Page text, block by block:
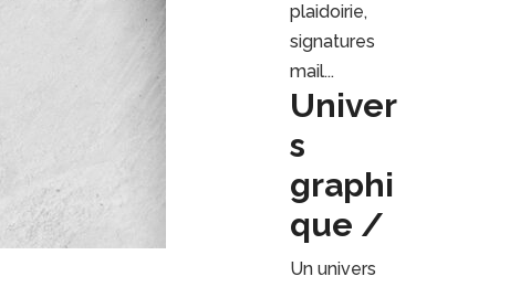
plaidoirie,
signatures
mail...
Univer
s
graphi
que /
Un univers